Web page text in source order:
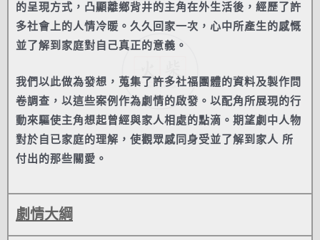
的呈現方式，凸顯離鄉背井的主角在外生活後，經歷了許
多社會上的⼈情冷暖。久久回家一次，心中所產生的感慨
並了解到家庭對自己真正的意義。
我們以此做為發想，蒐集了許多社福團體的資料及製作問
卷調查，以這些案例作為劇情的啟發。以配角所展現的行
動來驅使主角想起曾經與家⼈相處的點滴。期望劇中⼈物
對於自已家庭的理解，使觀眾感同身受並了解到家⼈ 所
付出的那些關愛。
劇情大綱